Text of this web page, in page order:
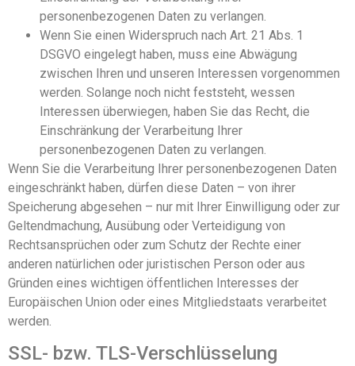
personenbezogenen Daten zu verlangen.
Wenn Sie einen Widerspruch nach Art. 21 Abs. 1
DSGVO eingelegt haben, muss eine Abwägung
zwischen Ihren und unseren Interessen vorgenommen
werden. Solange noch nicht feststeht, wessen
Interessen überwiegen, haben Sie das Recht, die
Einschränkung der Verarbeitung Ihrer
personenbezogenen Daten zu verlangen.
Wenn Sie die Verarbeitung Ihrer personenbezogenen Daten
eingeschränkt haben, dürfen diese Daten – von ihrer
Speicherung abgesehen – nur mit Ihrer Einwilligung oder zur
Geltendmachung, Ausübung oder Verteidigung von
Rechtsansprüchen oder zum Schutz der Rechte einer
anderen natürlichen oder juristischen Person oder aus
Gründen eines wichtigen öffentlichen Interesses der
Europäischen Union oder eines Mitgliedstaats verarbeitet
werden.
SSL- bzw. TLS-Verschlüsselung